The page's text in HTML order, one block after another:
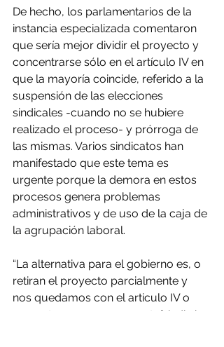
De hecho, los parlamentarios de la
instancia especializada comentaron
que sería mejor dividir el proyecto y
concentrarse sólo en el artículo IV en
que la mayoría coincide, referido a la
suspensión de las elecciones
sindicales -cuando no se hubiere
realizado el proceso- y prórroga de
las mismas. Varios sindicatos han
manifestado que este tema es
urgente porque la demora en estos
procesos genera problemas
administrativos y de uso de la caja de
la agrupación laboral.
“La alternativa para el gobierno es, o
retiran el proyecto parcialmente y
nos quedamos con el articulo IV o
presenta un nuevo proyecto”, indicó